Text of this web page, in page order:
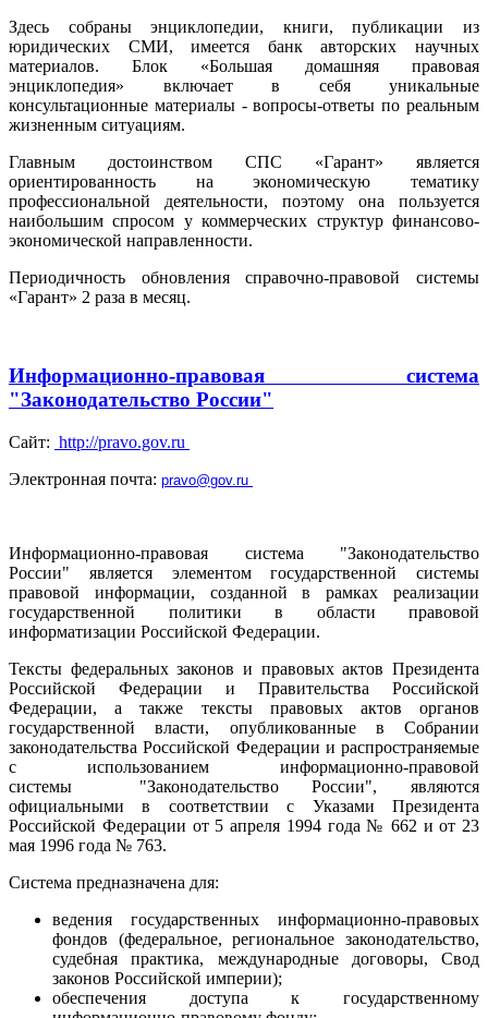
Здесь собраны энциклопедии, книги, публикации из
юридических СМИ, имеется банк авторских научных
материалов. Блок «Большая домашняя правовая
энциклопедия» включает в себя уникальные
консультационные материалы - вопросы-ответы по реальным
жизненным ситуациям.
Главным достоинством СПС «Гарант» является
ориентированность на экономическую тематику
профессиональной деятельности, поэтому она пользуется
наибольшим спросом у коммерческих структур финансово-
экономической направленности.
Периодичность обновления справочно-правовой системы
«Гарант» 2 раза в месяц.
Информационно-правовая система
"Законодательство России"
Сайт: http://pravo.gov.ru
Электронная почта: pravo@gov.ru
Информационно-правовая система "Законодательство
России" является элементом государственной системы
правовой информации, созданной в рамках реализации
государственной политики в области правовой
информатизации Российской Федерации.
Тексты федеральных законов и правовых актов Президента
Российской Федерации и Правительства Российской
Федерации, а также тексты правовых актов органов
государственной власти, опубликованные в Собрании
законодательства Российской Федерации и распространяемые
с использованием информационно-правовой
системы "Законодательство России", являются
официальными в соответствии с Указами Президента
Российской Федерации от 5 апреля 1994 года № 662 и от 23
мая 1996 года № 763.
Система предназначена для:
ведения государственных информационно-правовых
фондов (федеральное, региональное законодательство,
судебная практика, международные договоры, Свод
законов Российской империи);
обеспечения доступа к государственному